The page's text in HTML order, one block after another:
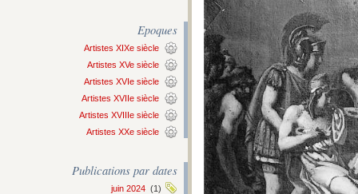
Epoques
Artistes XIXe siècle
Artistes XVe siècle
Artistes XVIe siècle
Artistes XVIIe siècle
Artistes XVIIIe siècle
Artistes XXe siècle
Publications par dates
juin 2024 (1)